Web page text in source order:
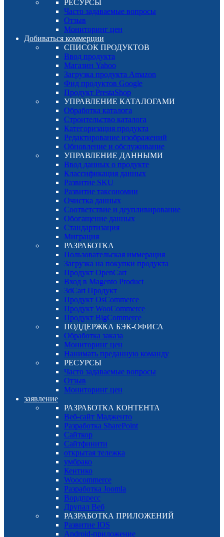
РЕСУРСЫ
Часто задаваемые вопросы
Отзыв
Мониторинг цен
Добиваться коммерции
СПИСОК ПРОДУКТОВ
Ввод продукта
Магазин Yahoo
Загрузка продукта Amazon
Фид продуктов Google
Продукт PrestaShop
УПРАВЛЕНИЕ КАТАЛОГАМИ
Обработка каталога
Строительство каталога
Категоризация продукта
Редактирование изображений
Обновление и обслуживание
УПРАВЛЕНИЕ ДАННЫМИ
Ввод данных о продукте
Классификация данных
Развитие SKU
Развитие таксономии
Очистка данных
Соответствие и деупливирование
Обогащение данных
Стандартизация
Миграция
РАЗРАБОТКА
Пользовательская иммерация
Загрузка на покупки продукта
Продукт OpenCart
Вход в Magento Product
3dCart Продукт
Продукт OsCommerce
Продукт WooCommerce
Продукт BigCommerce
ПОДДЕРЖКА БЭК-ОФИСА
Обработка заказа
Мониторинг цен
Нанимать преданную команду
РЕСУРСЫ
Часто задаваемые вопросы
Отзыв
Мониторинг цен
заявление
РАЗРАБОТКА КОНТЕНТА
Веб-сайт Мадженто
Разработка SharePoint
Сайткор
Сайтфинити
открытая тележка
умбрако
Кентико
Woocommerce
Разработка Joomla
Вордпресс
Друпал Веб
РАЗРАБОТКА ПРИЛОЖЕНИЙ
Развитие IOS
Android-приложение